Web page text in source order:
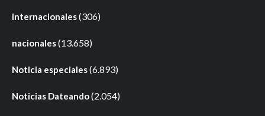
internacionales(306)
nacionales(13.658)
Noticia especiales(6.893)
Noticias Dateando(2.054)